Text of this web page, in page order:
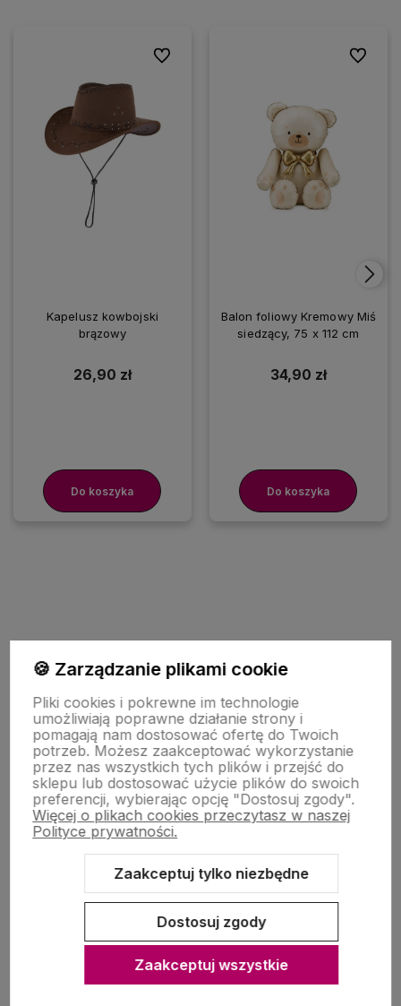
Kapelusz kowbojski
brązowy
26,90 zł
Do koszyka
Do ulubionych
Balon foliowy Kremowy Miś
siedzący, 75 x 112 cm
34,90 zł
Do koszyka
Do
Pomoc
Moje konto
Zakupy
🍪 Zarządzanie plikami cookie
Pliki cookies i pokrewne im technologie
umożliwiają poprawne działanie strony i
pomagają nam dostosować ofertę do Twoich
potrzeb. Możesz zaakceptować wykorzystanie
przez nas wszystkich tych plików i przejść do
sklepu lub dostosować użycie plików do swoich
preferencji, wybierając opcję "Dostosuj zgody".
Więcej o plikach cookies przeczytasz w naszej
Polityce prywatności.
Zaakceptuj tylko niezbędne
Dostosuj zgody
Zaakceptuj wszystkie